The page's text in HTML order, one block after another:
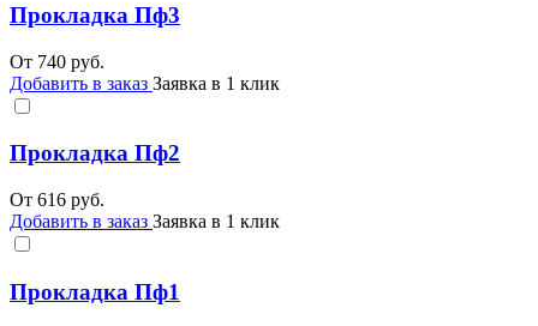
Прокладка Пф3
От 740 руб.
Добавить в заказ Заявка в 1 клик
Прокладка Пф2
От 616 руб.
Добавить в заказ Заявка в 1 клик
Прокладка Пф1